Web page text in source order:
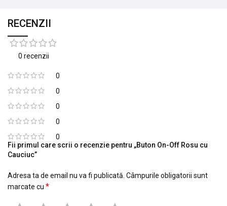
RECENZII
0 recenzii
0
0
0
0
0
Fii primul care scrii o recenzie pentru „Buton On-Off Rosu cu
Cauciuc”
Adresa ta de email nu va fi publicată. Câmpurile obligatorii sunt
marcate cu *